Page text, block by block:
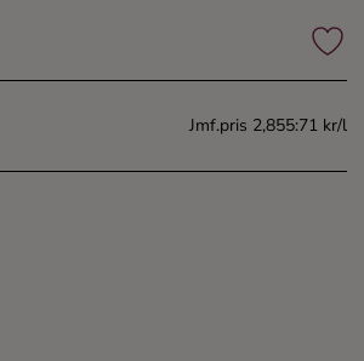
Jmf.pris 2,855:71 kr/l